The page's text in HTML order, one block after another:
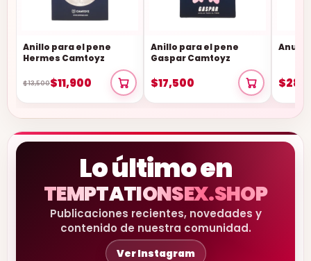
Anillo para el pene
Hermes Camtoyz
$13,500$11,900
Anillo para el pene
Gaspar Camtoyz
$17,500
Lo último en
TEMPTATIONSEX.SHOP
Publicaciones recientes, novedades y
contenido de nuestra comunidad.
Ver Instagram